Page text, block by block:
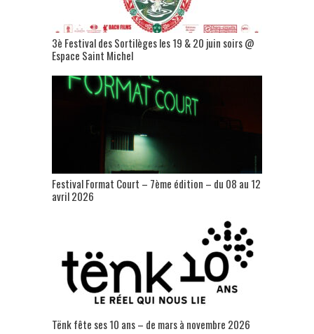
3è Festival des Sortilèges les 19 & 20 juin soirs @
Espace Saint Michel
Festival Format Court – 7ème édition – du 08 au 12
avril 2026
Tënk fête ses 10 ans – de mars à novembre 2026